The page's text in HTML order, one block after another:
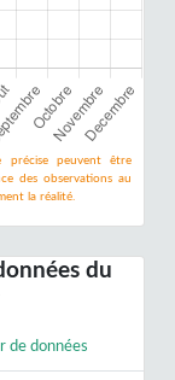
précise peuvent être
des observations au
la réalité.
du
de données